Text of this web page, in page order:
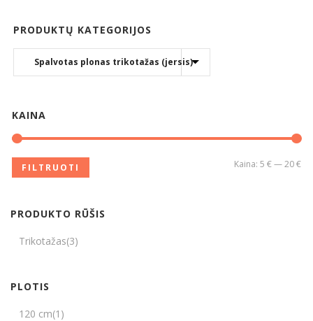
PRODUKTŲ KATEGORIJOS
KAINA
FILTRUOTI Kaina: 5 €—20 €
PRODUKTO RŪŠIS
Trikotažas(3)
PLOTIS
120 cm(1)